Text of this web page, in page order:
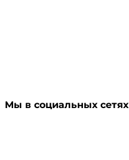
Мы в социальных сетях